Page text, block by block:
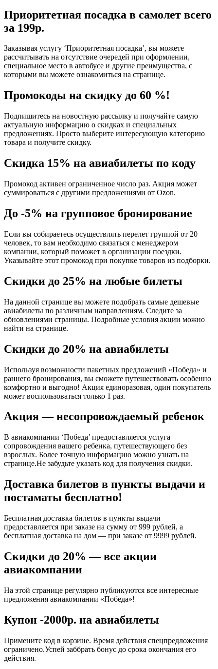
Приоритетная посадка в самолет всего
за 199р.
Заказывая услугу ‘Приоритетная посадка’, вы можете
рассчитывать на отсутствие очередей при оформлении,
специальное место в автобусе и другие преимущества, с
которыми вы можете ознакомиться на странице.
Промокоды на скидку до 60 %!
Подпишитесь на новостную рассылку и получайте самую
актуальную информацию о скидках и специальных
предложениях. Просто выберите интересующую категорию
товара и получите скидку.
Скидка 15% на авиабилеты по коду
Промокод активен ограниченное число раз. Акция может
суммироваться с другими предложениями от Ozon.
До -5% на групповое бронирование
Если вы собираетесь осуществлять перелет группой от 20
человек, то вам необходимо связаться с менеджером
компании, который поможет в организации поездки.
Указывайте этот промокод при покупке товаров из подборки.
Скидки до 25% на любые билеты
На данной странице вы можете подобрать самые дешевые
авиабилеты по различным направлениям. Следите за
обновлениями страницы. Подробные условия акции можно
найти на странице.
Скидки до 20% на авиабилеты
Используя возможности пакетных предложений «Победа» и
раннего бронирования, вы сможете путешествовать особенно
комфортно и выгодно! Акция единоразовая, один покупатель
может воспользоваться только 1 раз.
Акция — несопровождаемый ребенок
В авиакомпании ‘Победа’ предоставляется услуга
сопровождения вашего ребенка, путешествующего без
взрослых. Более точную информацию можно узнать на
странице.Не забудьте указать код для получения скидки.
Доставка билетов в пункты выдачи и
постаматы бесплатно!
Бесплатная доставка билетов в пункты выдачи
предоставляется при заказе на сумму от 999 рублей, а
бесплатная доставка на дом — при заказе от 9999 рублей.
Скидки до 20% — все акции
авиакомпании
На этой странице регулярно публикуются все интересные
предложения авиакомпании «Победа»!
Купон -2000р. на авиабилеты
Примените код в корзине. Время действия спецпредложения
ограничено.Успей заббрать бонус до срока окончания его
действия.